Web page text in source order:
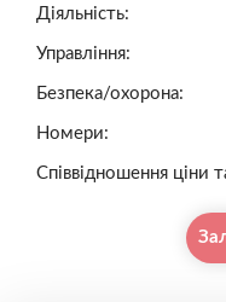
Діяльність:
Управління:
Безпека/охорона:
Номери:
Співвідношення ціни